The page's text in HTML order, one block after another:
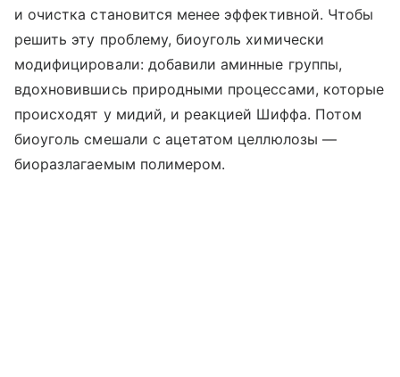
и очистка становится менее эффективной. Чтобы
решить эту проблему, биоуголь химически
модифицировали: добавили аминные группы,
вдохновившись природными процессами, которые
происходят у мидий, и реакцией Шиффа. Потом
биоуголь смешали с ацетатом целлюлозы —
биоразлагаемым полимером.